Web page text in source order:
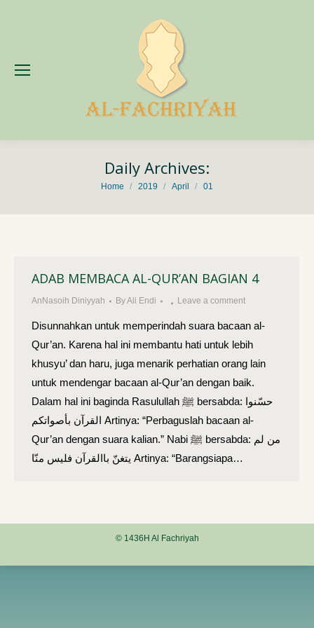
Daily Archives:
You are here:
Home 2019 April 01
ADAB MEMBACA AL-QUR’AN BAGIAN 4
AnNasoih Diniyyah ByAli Endi Leave a comment
Disunnahkan untuk memperindah suara bacaan al-
Qur’an. Karena hal ini membantu hati untuk lebih
khusyu’ dan haru, juga menarik perhatian orang lain
untuk mendengar bacaan al-Qur’an dengan baik.
Dalam hal ini baginda Rasulullah ﷺ bersabda: حسّنوا
القرآن بأصواتكم Artinya: “Perbaguslah bacaan al-
Qur’an dengan suara kalian.” Nabi ﷺ bersabda: من لم
يتغنّ باالقرآن فليس منّا Artinya: “Barangsiapa…
© 1436H Al Fachriyah